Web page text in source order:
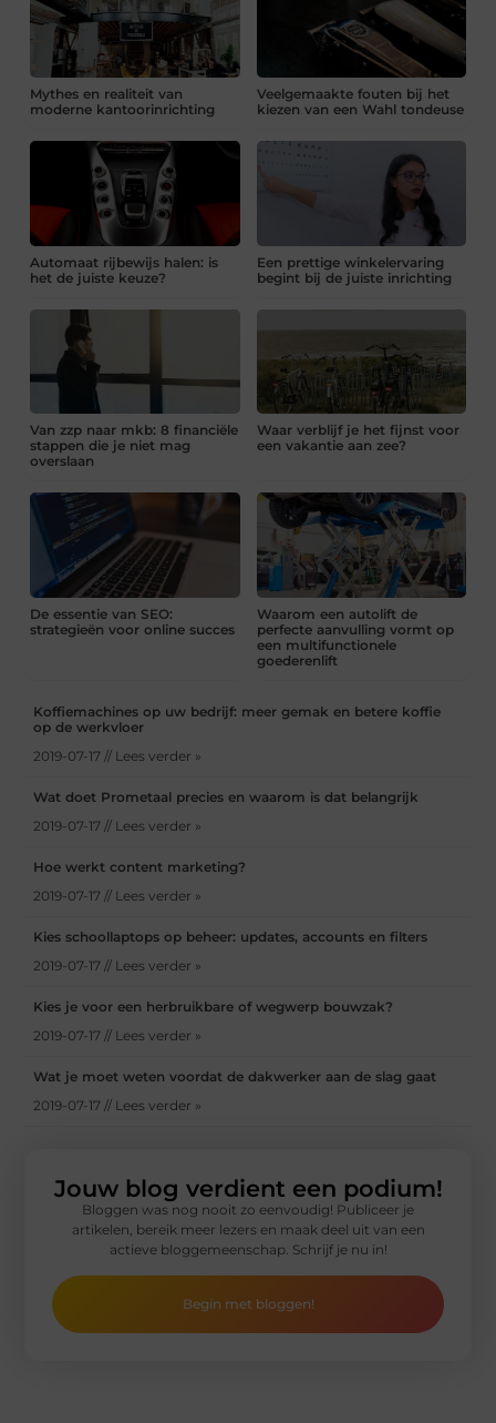
Mythes en realiteit van
moderne kantoorinrichting
Veelgemaakte fouten bij het
kiezen van een Wahl tondeuse
Automaat rijbewijs halen: is
het de juiste keuze?
Een prettige winkelervaring
begint bij de juiste inrichting
Van zzp naar mkb: 8 financiële
stappen die je niet mag
overslaan
Waar verblijf je het fijnst voor
een vakantie aan zee?
De essentie van SEO:
strategieën voor online succes
Waarom een autolift de
perfecte aanvulling vormt op
een multifunctionele
goederenlift
Koffiemachines op uw bedrijf: meer gemak en betere koffie
op de werkvloer
2019-07-17 // Lees verder »
Wat doet Prometaal precies en waarom is dat belangrijk
2019-07-17 // Lees verder »
Hoe werkt content marketing?
2019-07-17 // Lees verder »
Kies schoollaptops op beheer: updates, accounts en filters
2019-07-17 // Lees verder »
Kies je voor een herbruikbare of wegwerp bouwzak?
2019-07-17 // Lees verder »
Wat je moet weten voordat de dakwerker aan de slag gaat
2019-07-17 // Lees verder »
Jouw blog verdient een podium!
Bloggen was nog nooit zo eenvoudig! Publiceer je
artikelen, bereik meer lezers en maak deel uit van een
actieve bloggemeenschap. Schrijf je nu in!
Begin met bloggen!